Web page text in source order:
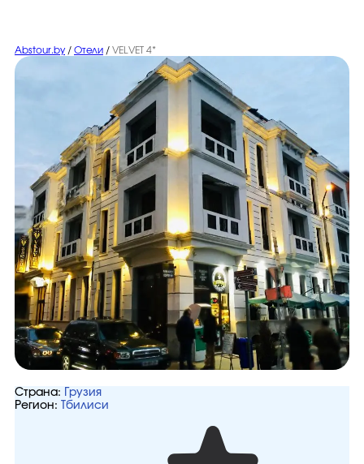
Abstour.by / Отели / VELVET 4*
Страна:
Грузия
Регион:
Тбилиси